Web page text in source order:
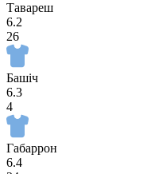
Тавареш
6.2
26
Башіч
6.3
4
Габаррон
6.4